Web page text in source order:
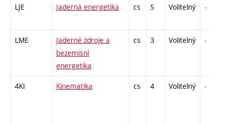
LJE Jaderná energetika cs 5 Volitelný -
LME
Jaderné zdroje a
bezemisní
energetika
cs 3 Volitelný -
4KI Kinematika cs 4 Volitelný -